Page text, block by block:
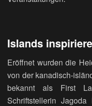
Islands
Eröffnet wurden die
von der kanadisch-
bekannt als First
Schriftstellerin